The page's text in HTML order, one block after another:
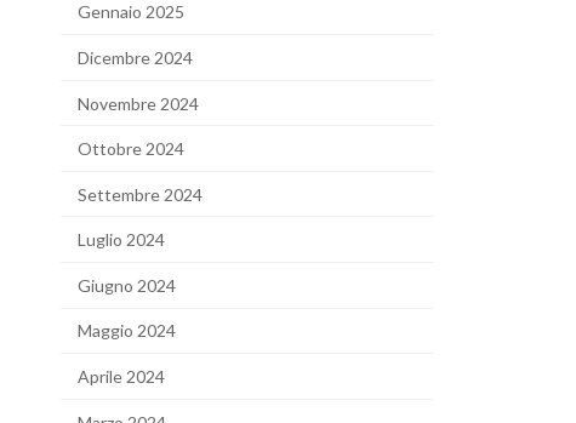
Gennaio 2025
Dicembre 2024
Novembre 2024
Ottobre 2024
Settembre 2024
Luglio 2024
Giugno 2024
Maggio 2024
Aprile 2024